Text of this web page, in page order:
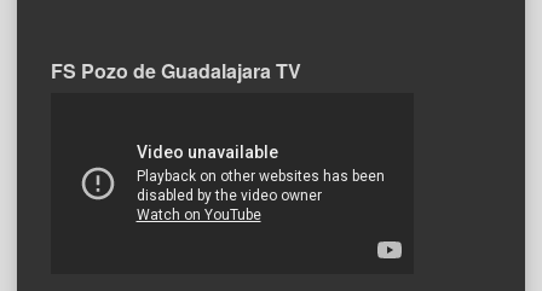
FS Pozo de Guadalajara TV